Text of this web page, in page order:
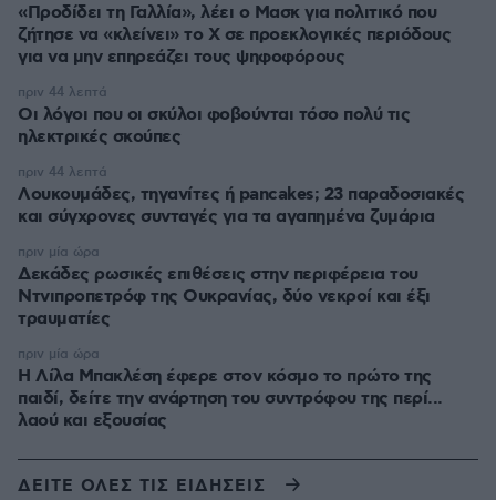
«Προδίδει τη Γαλλία», λέει ο Μασκ για πολιτικό που
ζήτησε να «κλείνει» το X σε προεκλογικές περιόδους
για να μην επηρεάζει τους ψηφοφόρους
Οι λόγοι που οι σκύλοι φοβούνται τόσο πολύ τις
ηλεκτρικές σκούπες
πριν 44 λεπτά
Λουκουμάδες, τηγανίτες ή pancakes; 23 παραδοσιακές
και σύγχρονες συνταγές για τα αγαπημένα ζυμάρια
πριν 44 λεπτά
Δεκάδες ρωσικές επιθέσεις στην περιφέρεια του
Ντνιπροπετρόφ της Ουκρανίας, δύο νεκροί και έξι
τραυματίες
πριν μία ώρα
Η Λίλα Μπακλέση έφερε στον κόσμο το πρώτο της
παιδί, δείτε την ανάρτηση του συντρόφου της περί...
λαού και εξουσίας
πριν μία ώρα
ΔΕΙΤΕ ΟΛΕΣ ΤΙΣ ΕΙΔΗΣΕΙΣ